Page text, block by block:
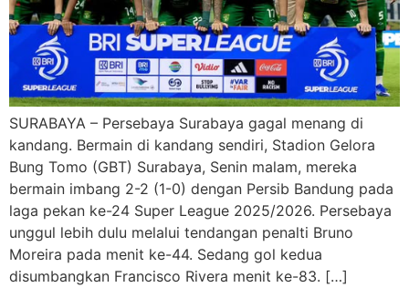
SURABAYA – Persebaya Surabaya gagal menang di
kandang. Bermain di kandang sendiri, Stadion Gelora
Bung Tomo (GBT) Surabaya, Senin malam, mereka
bermain imbang 2-2 (1-0) dengan Persib Bandung pada
laga pekan ke-24 Super League 2025/2026. Persebaya
unggul lebih dulu melalui tendangan penalti Bruno
Moreira pada menit ke-44. Sedang gol kedua
disumbangkan Francisco Rivera menit ke-83. […]